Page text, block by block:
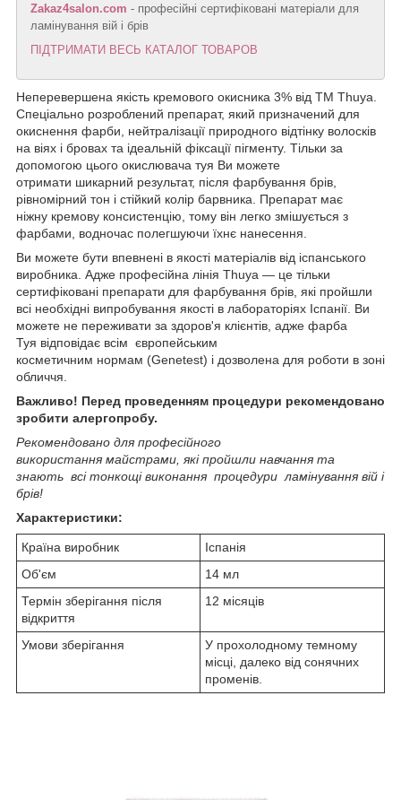
Zakaz4salon.com - професійні сертифіковані матеріали для
ламінування вій і брів
ПІДТРИМАТИ ВЕСЬ КАТАЛОГ ТОВАРОВ
Неперевершена якість кремового окисника 3% від ТМ Thuya.
Спеціально розроблений препарат, який призначений для
окиснення фарби, нейтралізації природного відтінку волосків
на віях і бровах та ідеальній фіксації пігменту. Тільки за
допомогою цього окислювача туя Ви можете
отримати шикарний результат, після фарбування брів,
рівномірний тон і стійкий колір барвника. Препарат має
ніжну кремову консистенцію, тому він легко змішується з
фарбами, водночас полегшуючи їхнє нанесення.
Ви можете бути впевнені в якості матеріалів від іспанського
виробника. Адже професійна лінія Thuya — це тільки
сертифіковані препарати для фарбування брів, які пройшли
всі необхідні випробування якості в лабораторіях Іспанії. Ви
можете не переживати за здоров'я клієнтів, адже фарба
Туя відповідає всім європейським
косметичним нормам (Genetest) і дозволена для роботи в зоні
обличчя.
Важливо! Перед проведенням процедури рекомендовано
зробити алергопробу.
Рекомендовано для професійного
використання майстрами, які пройшли навчання та
знають всі тонкощі виконання процедури ламінування вій і
брів!
Характеристики:
Країна виробник
Іспанія
Об'єм
14 мл
Термін зберігання після
відкриття
12 місяців
Умови зберігання
У прохолодному темному
місці, далеко від сонячних
променів.